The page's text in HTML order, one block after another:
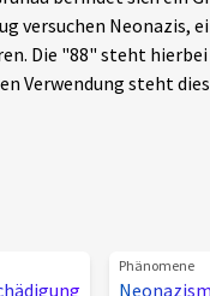
versuchen Neonazis,
Die "88" steht
Verwendung steht
Phänomene